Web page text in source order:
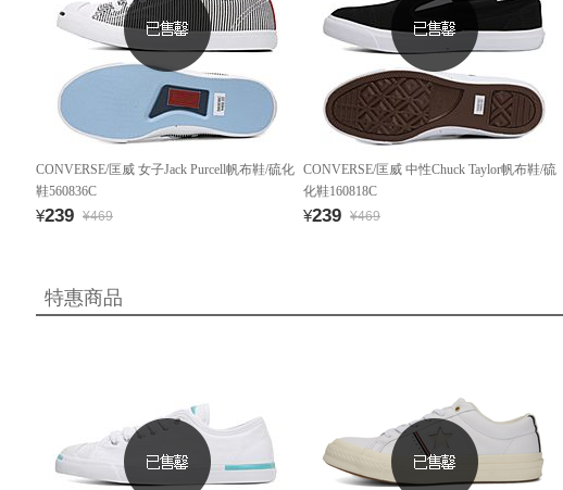
CONVERSE/匡威 女子Jack Purcell帆布鞋/硫化
鞋560836C
¥239 ¥469
CONVERSE/匡威 中性Chuck Taylor帆布鞋/硫
化鞋160818C
¥239 ¥469
特惠商品